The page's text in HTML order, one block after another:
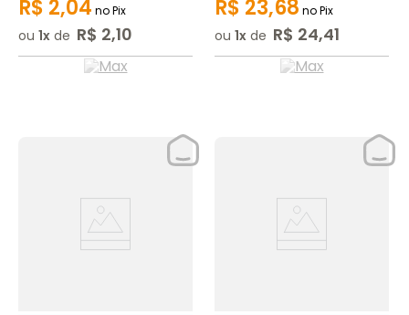
R$ 2,04 no Pix
ou 1 de R$ 2,10
R$ 23,68 no Pix
ou 1 de R$ 24,41